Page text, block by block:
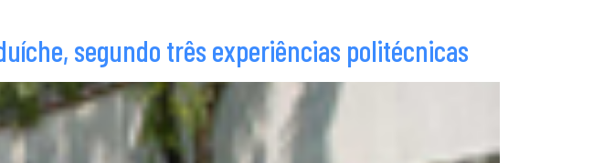
segundo três experiências politécnicas